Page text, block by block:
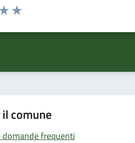
la pagina
comune
domande frequenti